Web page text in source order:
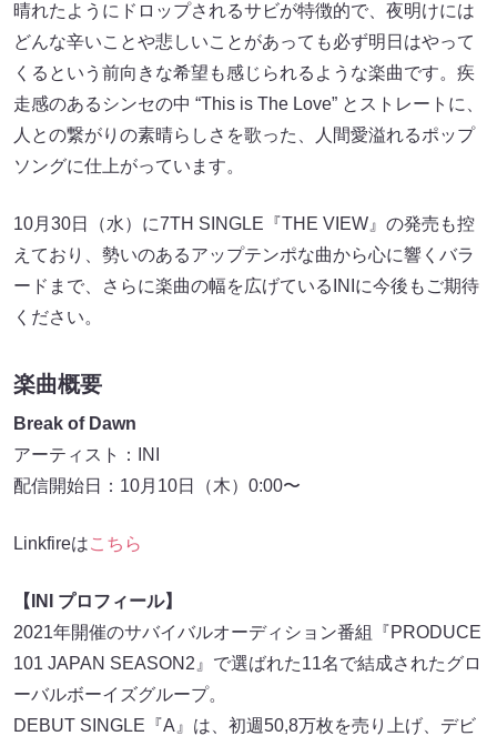
晴れたようにドロップされるサビが特徴的で、夜明けには
どんな⾟いことや悲しいことがあっても必ず明⽇はやって
くるという前向きな希望も感じられるような楽曲です。疾
⾛感のあるシンセの中 “This is The Love” とストレートに、
⼈との繋がりの素晴らしさを歌った、⼈間愛溢れるポップ
ソングに仕上がっています。
10⽉30⽇（⽔）に7TH SINGLE『THE VIEW』の発売も控
えており、勢いのあるアップテンポな曲から⼼に響くバラ
ードまで、さらに楽曲の幅を広げているINIに今後もご期待
ください。
楽曲概要
Break of Dawn
アーティスト：INI
配信開始⽇：10⽉10⽇（⽊）0:00〜
Linkfireはこちら
【INI プロフィール】
2021年開催のサバイバルオーディション番組『PRODUCE
101 JAPAN SEASON2』で選ばれた11名で結成されたグロ
ーバルボーイズグループ。
DEBUT SINGLE『A』は、初週50,8万枚を売り上げ、デビ